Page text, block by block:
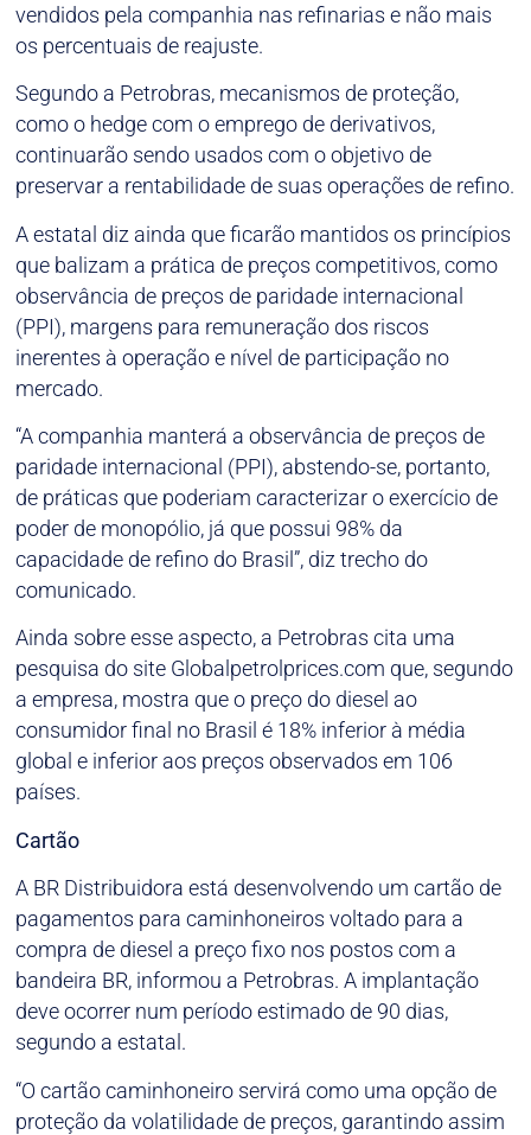
vendidos pela companhia nas refinarias e não mais
os percentuais de reajuste.
Segundo a Petrobras, mecanismos de proteção,
como o hedge com o emprego de derivativos,
continuarão sendo usados com o objetivo de
preservar a rentabilidade de suas operações de refino.
A estatal diz ainda que ficarão mantidos os princípios
que balizam a prática de preços competitivos, como
observância de preços de paridade internacional
(PPI), margens para remuneração dos riscos
inerentes à operação e nível de participação no
mercado.
“A companhia manterá a observância de preços de
paridade internacional (PPI), abstendo-se, portanto,
de práticas que poderiam caracterizar o exercício de
poder de monopólio, já que possui 98% da
capacidade de refino do Brasil”, diz trecho do
comunicado.
Ainda sobre esse aspecto, a Petrobras cita uma
pesquisa do site Globalpetrolprices.com que, segundo
a empresa, mostra que o preço do diesel ao
consumidor final no Brasil é 18% inferior à média
global e inferior aos preços observados em 106
países.
Cartão
A BR Distribuidora está desenvolvendo um cartão de
pagamentos para caminhoneiros voltado para a
compra de diesel a preço fixo nos postos com a
bandeira BR, informou a Petrobras. A implantação
deve ocorrer num período estimado de 90 dias,
segundo a estatal.
“O cartão caminhoneiro servirá como uma opção de
proteção da volatilidade de preços, garantindo assim